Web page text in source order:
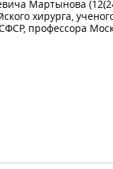
Мартынова
хирурга,
профессора